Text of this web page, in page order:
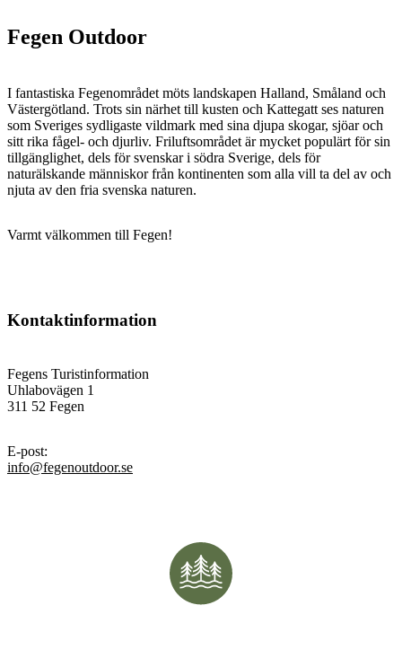
Fegen Outdoor
I fantastiska Fegenområdet möts landskapen Halland, Småland och
Västergötland. Trots sin närhet till kusten och Kattegatt ses naturen
som Sveriges sydligaste vildmark med sina djupa skogar, sjöar och
sitt rika fågel- och djurliv. Friluftsområdet är mycket populärt för sin
tillgänglighet, dels för svenskar i södra Sverige, dels för
naturälskande människor från kontinenten som alla vill ta del av och
njuta av den fria svenska naturen.
Varmt välkommen till Fegen!
Kontaktinformation
Fegens Turistinformation
Uhlabovägen 1
311 52 Fegen
E-post:
info@fegenoutdoor.se